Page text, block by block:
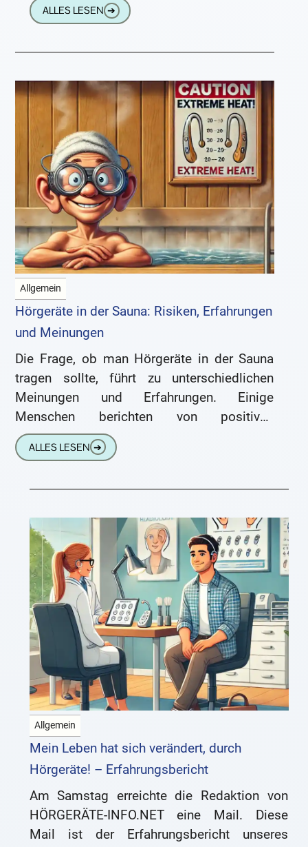
– sei es aus Gewohnheit,
ALLES LESEN ➔
Allgemein
Hörgeräte in der Sauna: Risiken, Erfahrungen
und Meinungen
Die Frage, ob man Hörgeräte in der Sauna
tragen sollte, führt zu unterschiedlichen
Meinungen und Erfahrungen. Einige
Menschen berichten von positiven
Erlebnissen, andere warnen vor möglichen
Schäden. Hier ein zusammenfassender
ALLES LESEN ➔
Allgemein
Mein Leben hat sich verändert, durch
Hörgeräte! – Erfahrungsbericht
Am Samstag erreichte die Redaktion von
HÖRGERÄTE-INFO.NET eine Mail. Diese
Mail ist der Erfahrungsbericht unseres